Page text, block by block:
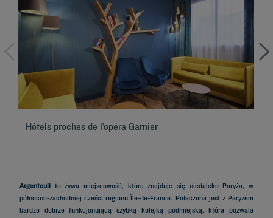
Hôtels proches de l’opéra Garnier
Argenteuil to żywa miejscowość, która znajduje się niedaleko Paryża, w
północno-zachodniej części regionu Île-de-France. Połączona jest z Paryżem
bardzo dobrze funkcjonującą szybką kolejką podmiejską, która pozwala